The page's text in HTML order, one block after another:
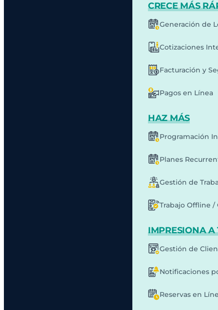
CRECE MÁS
Generación de
Cotizaciones
Facturación y
Pagos en Línea
HAZ MÁS
Programación
Planes
Gestión de
Trabajo Offline /
IMPRESIONA A
Gestión de
Notificaciones
Reservas en